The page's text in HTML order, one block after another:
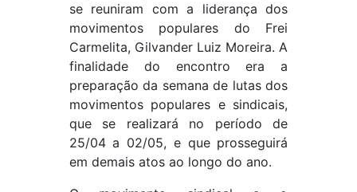
se reuniram com a liderança dos
movimentos populares do Frei
Carmelita, Gilvander Luiz Moreira. A
finalidade do encontro era a
preparação da semana de lutas dos
movimentos populares e sindicais,
que se realizará no período de
25/04 a 02/05, e que prosseguirá
em demais atos ao longo do ano.